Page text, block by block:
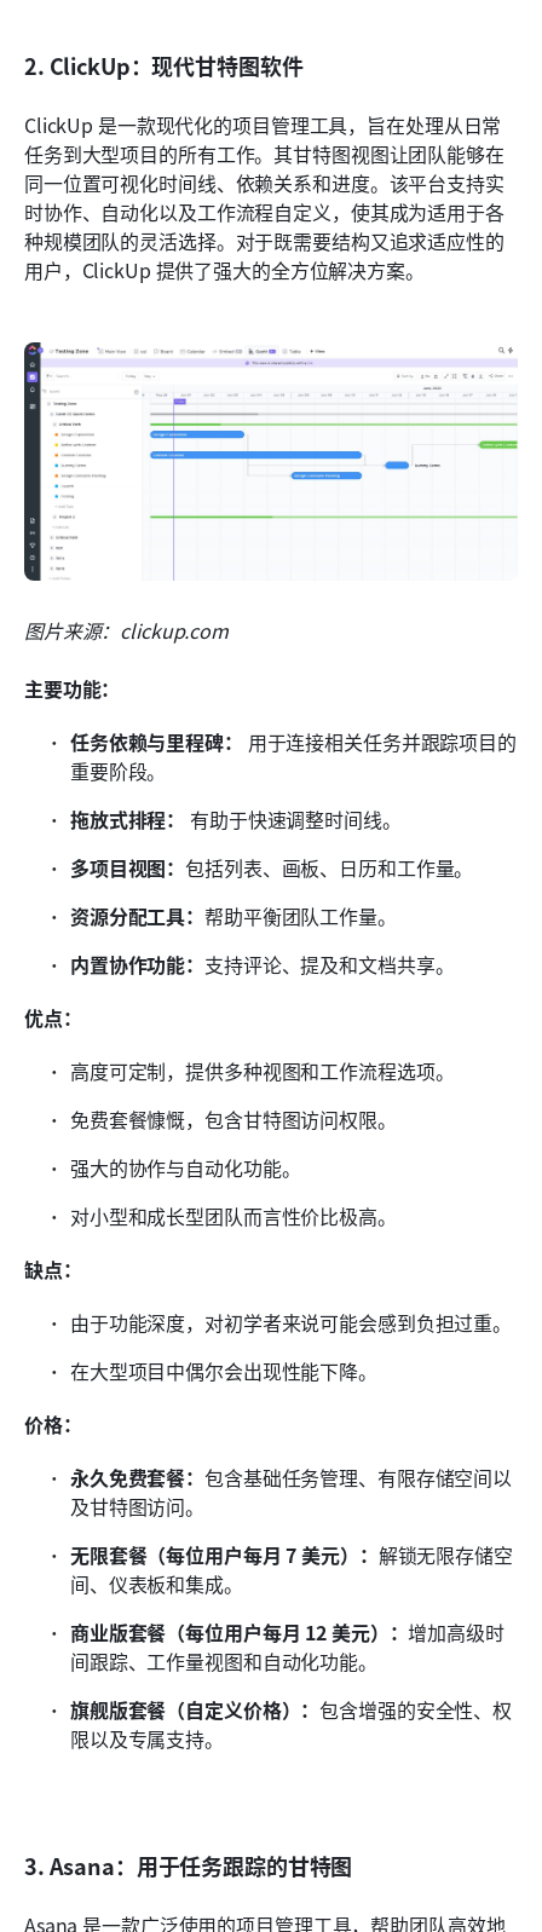
2. ClickUp：现代甘特图软件
ClickUp 是一款现代化的项目管理工具，旨在处理从日常
任务到大型项目的所有工作。其甘特图视图让团队能够在
同一位置可视化时间线、依赖关系和进度。该平台支持实
时协作、自动化以及工作流程自定义，使其成为适用于各
种规模团队的灵活选择。对于既需要结构又追求适应性的
用户，ClickUp 提供了强大的全方位解决方案。
图片来源：clickup.com
主要功能：
任务依赖与里程碑：
用于连接相关任务并跟踪项目的
重要阶段。
拖放式排程：
有助于快速调整时间线。
多项目视图：包括列表、画板、日历和工作量。
资源分配工具：帮助平衡团队工作量。
内置协作功能： 支持评论、提及和文档共享。
优点：
高度可定制，提供多种视图和工作流程选项。
免费套餐慷慨，包含甘特图访问权限。
强大的协作与自动化功能。
对小型和成长型团队而言性价比极高。
缺点：
由于功能深度，对初学者来说可能会感到负担过重。
在大型项目中偶尔会出现性能下降。
价格：
永久免费套餐：包含基础任务管理、有限存储空间以
及甘特图访问。
无限套餐（每位用户每月 7 美元）： 解锁无限存储空
间、仪表板和集成。
商业版套餐（每位用户每月 12 美元）：增加高级时
间跟踪、工作量视图和自动化功能。
旗舰版套餐（自定义价格）：包含增强的安全性、权
限以及专属支持。
3. Asana：用于任务跟踪的甘特图
Asana 是一款广泛使用的项目管理工具，帮助团队高效地